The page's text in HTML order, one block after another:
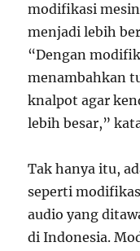
modifikasi
menjadi lebih
“Dengan
menambahkan
knalpot agar
lebih besar,”
Tak hanya itu,
seperti
audio yang
di Indonesia.